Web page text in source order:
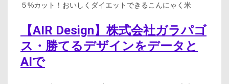
５%カット！おいしくダイエットできるこんにゃく米
【AIR Design】株式会社ガラパゴ
ス・勝てるデザインをデータと
AIで